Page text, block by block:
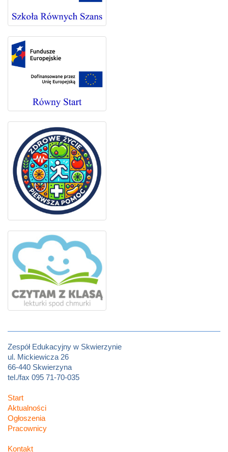
Zespół Edukacyjny w Skwierzynie
ul. Mickiewicza 26
66-440 Skwierzyna
tel./fax 095 71-70-035
Start
Aktualności
Ogłoszenia
Pracownicy
Kontakt